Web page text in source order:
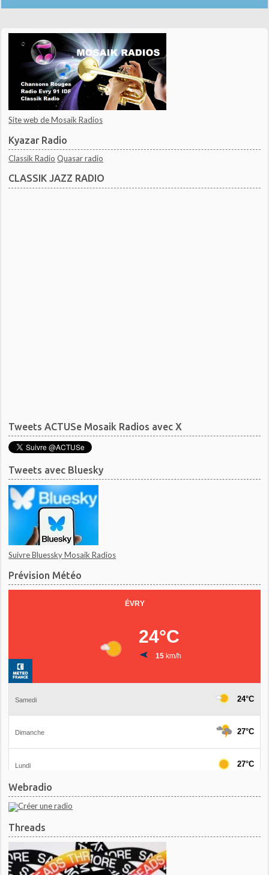
Site web de Mosaik Radios
Kyazar Radio
Classik Radio Quasar radio
CLASSIK JAZZ RADIO
Tweets ACTUSe Mosaik Radios avec X
Tweets avec Bluesky
Suivre Bluessky Mosaik Radios
Prévision Météo
Webradio
Threads